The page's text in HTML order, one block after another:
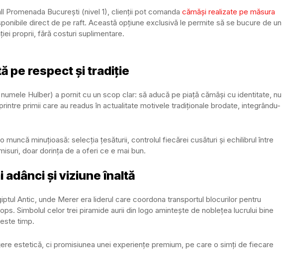
Promenada București (nivel 1), clienții pot comanda cămăși realizate pe măsura
direct de pe raft. Această opțiune exclusivă le permite să se bucure de un
proprii, fără costuri suplimentare.
pe respect și tradiție
Hulber) a pornit cu un scop clar: să aducă pe piață cămăși cu identitate, nu
primii care au readus în actualitate motivele tradiționale brodate, integrându-
muncă minuțioasă: selecția țesăturii, controlul fiecărei cusături și echilibrul între
doar dorința de a oferi ce e mai bun.
adânci și viziune înaltă
Antic, unde Merer era liderul care coordona transportul blocurilor pentru
Simbolul celor trei piramide aurii din logo amintește de noblețea lucrului bine
timp.
estetică, ci promisiunea unei experiențe premium, pe care o simți de fiecare